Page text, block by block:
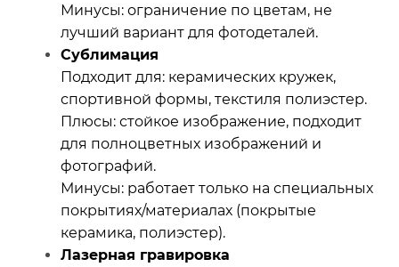
Минусы: ограничение по цветам, не
лучший вариант для фотодеталей.
Сублимация
Подходит для: керамических кружек,
спортивной формы, текстиля полиэстер.
Плюсы: стойкое изображение, подходит
для полноцветных изображений и
фотографий.
Минусы: работает только на специальных
покрытиях/материалах (покрытые
керамика, полиэстер).
Лазерная гравировка